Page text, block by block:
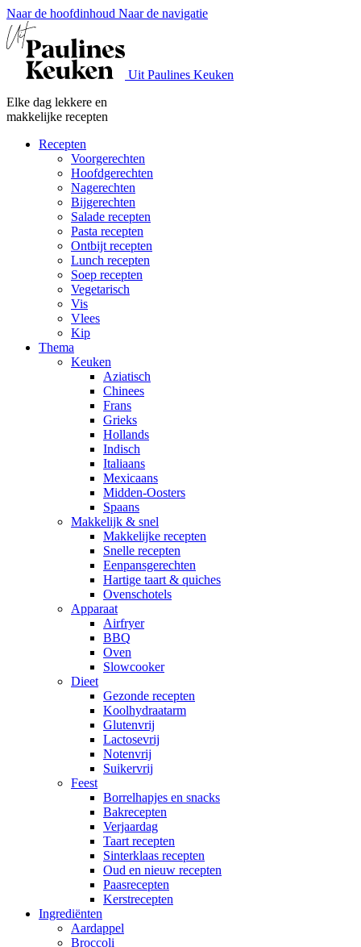
Naar de hoofdinhoud Naar de navigatie
Uit Paulines Keuken
Elke dag lekkere en
makkelijke recepten
Recepten
Voorgerechten
Hoofdgerechten
Nagerechten
Bijgerechten
Salade recepten
Pasta recepten
Ontbijt recepten
Lunch recepten
Soep recepten
Vegetarisch
Vis
Vlees
Kip
Thema
Keuken
Aziatisch
Chinees
Frans
Grieks
Hollands
Indisch
Italiaans
Mexicaans
Midden-Oosters
Spaans
Makkelijk & snel
Makkelijke recepten
Snelle recepten
Eenpansgerechten
Hartige taart & quiches
Ovenschotels
Apparaat
Airfryer
BBQ
Oven
Slowcooker
Dieet
Gezonde recepten
Koolhydraatarm
Glutenvrij
Lactosevrij
Notenvrij
Suikervrij
Feest
Borrelhapjes en snacks
Bakrecepten
Verjaardag
Taart recepten
Sinterklaas recepten
Oud en nieuw recepten
Paasrecepten
Kerstrecepten
Ingrediënten
Aardappel
Broccoli